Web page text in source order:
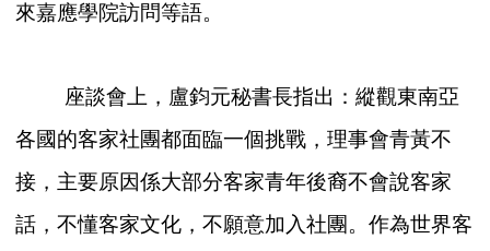
來嘉應學院訪問等語。
座談會上，盧鈞元秘書長指出：縱觀東南亞
各國的客家社團都面臨一個挑戰，理事會青黃不
接，主要原因係大部分客家青年後裔不會說客家
話，不懂客家文化，不願意加入社團。作為世界客